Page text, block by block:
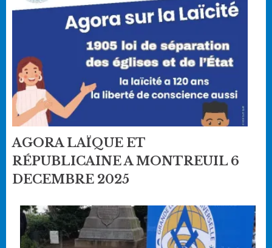
AGORA LAÏQUE ET
RÉPUBLICAINE A MONTREUIL 6
DECEMBRE 2025